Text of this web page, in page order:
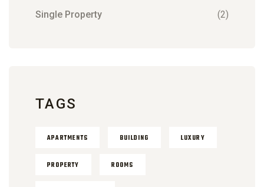
Single Property (2)
TAGS
APARTMENTS BUILDING LUXURY
PROPERTY ROOMS